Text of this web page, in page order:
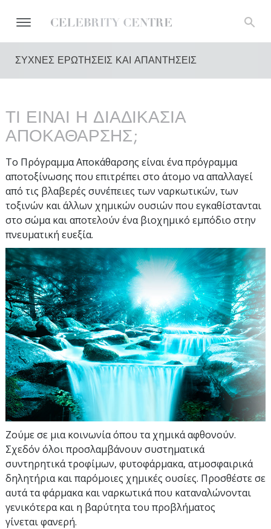
ΣΥΧΝΕΣ ΕΡΩΤΗΣΕΙΣ ΚΑΙ ΑΠΑΝΤΗΣΕΙΣ
ΤΙ ΕΙΝΑΙ Η ΔΙΑΔΙΚΑΣΙΑ
ΑΠΟΚΑΘΑΡΣΗΣ;
Το Πρόγραμμα Αποκάθαρσης είναι ένα πρόγραμμα
αποτοξίνωσης που επιτρέπει στο άτομο να απαλλαγεί
από τις βλαβερές συνέπειες των ναρκωτικών, των
τοξινών και άλλων χημικών ουσιών που εγκαθίστανται
στο σώμα και αποτελούν ένα βιοχημικό εμπόδιο στην
πνευματική ευεξία.
Ζούμε σε μια κοινωνία όπου τα χημικά αφθονούν.
Σχεδόν όλοι προσλαμβάνουν συστηματικά
συντηρητικά τροφίμων, φυτοφάρμακα, ατμοσφαιρικά
δηλητήρια και παρόμοιες χημικές ουσίες. Προσθέστε σε
αυτά τα φάρμακα και ναρκωτικά που καταναλώνονται
γενικότερα και η βαρύτητα του προβλήματος
γίνεται φανερή.